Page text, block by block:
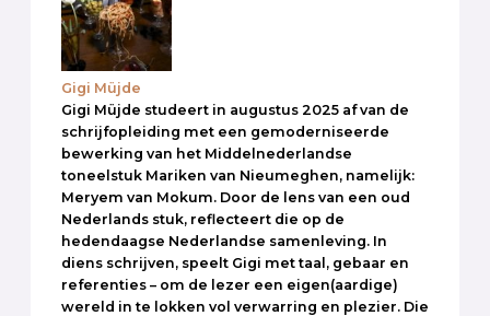
Gigi Müjde
Gigi Müjde studeert in augustus 2025 af van de
schrijfopleiding met een gemoderniseerde
bewerking van het Middelnederlandse
toneelstuk Mariken van Nieumeghen, namelijk:
Meryem van Mokum. Door de lens van een oud
Nederlands stuk, reflecteert die op de
hedendaagse Nederlandse samenleving. In
diens schrijven, speelt Gigi met taal, gebaar en
referenties – om de lezer een eigen(aardige)
wereld in te lokken vol verwarring en plezier. Die